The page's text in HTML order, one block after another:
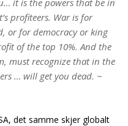
profiteers. War is for
or fordemocracyor king
of the top 10%. And the
must recognize that in the
… will get you dead. ~
det samme skjer globalt